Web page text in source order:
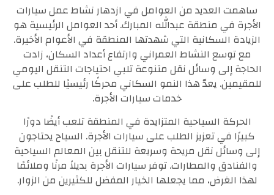
ساهمت العديد من العوامل في ازدهار نشاط عمل سيارات
الأجرة في منطقة عبدالله المبارك. أحد العوامل الرئيسية هو
الزيادة السكانية التي شهدتها المنطقة في الأعوام الأخيرة.
مع توسع النشاط العمراني وارتفاع أعداد السكان، زادت
الحاجة إلى وسائل نقل متنوعة تلبي احتياجات التنقل اليومي
للمقيمين. يعدّ هذا النمو السكاني محركًا رئيسيًا للطلب على
خدمات سيارات الأجرة.
الحركة السياحية المتزايدة في المنطقة تلعب أيضًا دورًا
كبيرًا في تعزيز الطلب على سيارات الأجرة. السياح يحتاجون
إلى وسائل نقل مريحة وسريعة للتنقل بين المعالم السياحية
والفنادق والمطارات. توفر سيارات الأجرة بديلاً مرنًا وملائمًا
لهذا الغرض، مما يجعلها الخيار المفضل للكثيرين من الزوار.